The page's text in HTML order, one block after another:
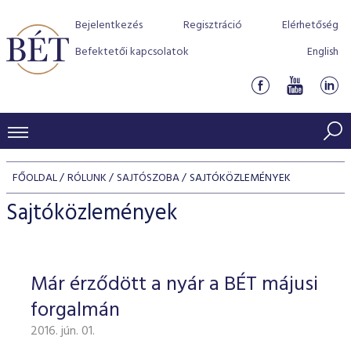
Bejelentkezés Regisztráció
Elérhetőség
Befektetői kapcsolatok
English
KERESKEDÉSI ADATOK
INDEXEK
Jelzáloglevél indexek
Vállalati kötvény indexek
Azonnali Piac
Részvények
Származékos piac
BEFEKTETŐK
Részvény szekció
Hitelpapír szekció
BÉT szabályzatok
Befektetővédelem
Alkalmazott díjstruktúra
Elszámolás
Részvény és vállalati kötvény tőzsdei bevezetését
program
BÉT Xtend - Részvénypiac egyszerűen
TŐZSDETAGOK
Tőzsdetagok, üzletkötők
VENDOROK
FŐOLDAL RÓLUNK SAJTÓSZOBA SAJTÓKÖZLEMÉNYEK
Sajtóközlemények
Már érződött a nyár a BÉT májusi
forgalmán
2016. jún. 01.